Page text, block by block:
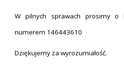
W pilnych sprawach prosimy o
numerem 146443610
Dziękujemy za wyrozumiałość.